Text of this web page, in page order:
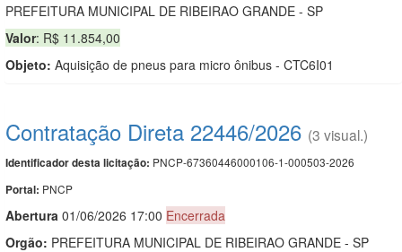
PREFEITURA MUNICIPAL DE RIBEIRAO GRANDE - SP
Valor: R$ 11.854,00
Objeto: Aquisição de pneus para micro ônibus - CTC6I01
Contratação Direta 22446/2026 (3 visual.)
Identificador desta licitação: PNCP-67360446000106-1-000503-2026
Portal: PNCP
Abertura 01/06/2026 17:00 Encerrada
Orgão: PREFEITURA MUNICIPAL DE RIBEIRAO GRANDE - SP